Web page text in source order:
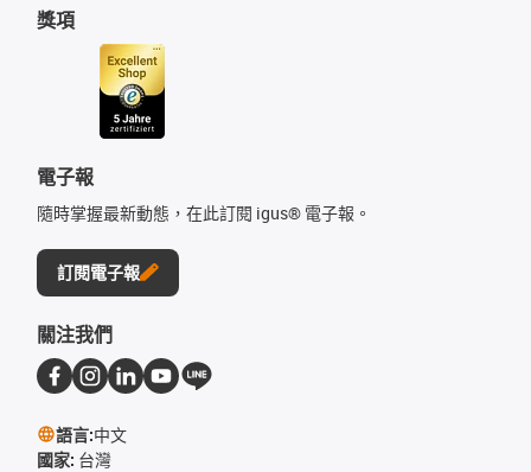
獎項
電子報
隨時掌握最新動態，在此訂閱 igus® 電子報。
訂閱電子報
關注我們
語言:中文
國家: 台灣